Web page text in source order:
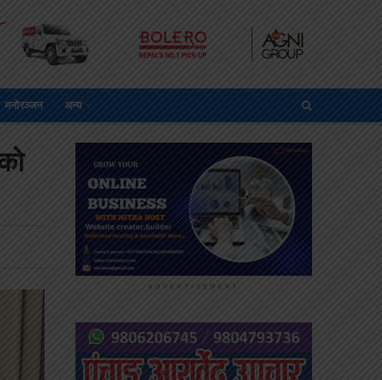
मनोरञ्जन अन्य
ADVERTISEMENT